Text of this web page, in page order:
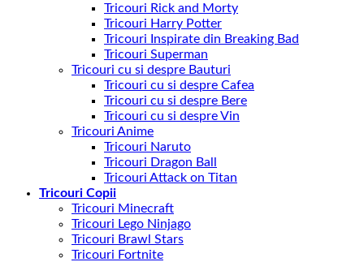
Tricouri Rick and Morty
Tricouri Harry Potter
Tricouri Inspirate din Breaking Bad
Tricouri Superman
Tricouri cu si despre Bauturi
Tricouri cu si despre Cafea
Tricouri cu si despre Bere
Tricouri cu si despre Vin
Tricouri Anime
Tricouri Naruto
Tricouri Dragon Ball
Tricouri Attack on Titan
Tricouri Copii
Tricouri Minecraft
Tricouri Lego Ninjago
Tricouri Brawl Stars
Tricouri Fortnite